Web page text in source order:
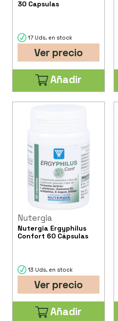
30 Capsulas
17 Uds. en stock
Ver precio
Añadir
Nutergia
Nutergia Ergyphilus
Confort 60 Cápsulas
13 Uds. en stock
Ver precio
Añadir